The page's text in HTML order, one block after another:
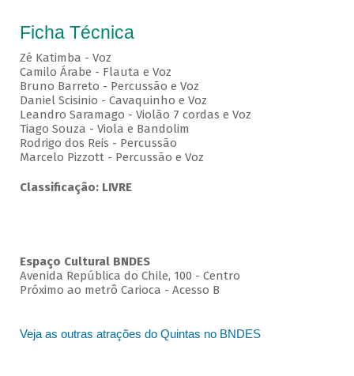
Ficha Técnica
Zé Katimba - Voz
Camilo Árabe - Flauta e Voz
Bruno Barreto - Percussão e Voz
Daniel Scisinio - Cavaquinho e Voz
Leandro Saramago - Violão 7 cordas e Voz
Tiago Souza - Viola e Bandolim
Rodrigo dos Reis - Percussão
Marcelo Pizzott - Percussão e Voz
Classificação: LIVRE
Espaço Cultural BNDES
Avenida República do Chile, 100 - Centro
Próximo ao metrô Carioca - Acesso B
Veja as outras atrações do Quintas no BNDES